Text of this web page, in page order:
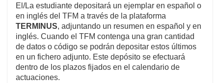
El/La estudiante depositará un ejemplar en español o
en inglés del TFM a través de la plataforma
TERMINUS, adjuntando un resumen en español y en
inglés. Cuando el TFM contenga una gran cantidad
de datos o código se podrán depositar estos últimos
en un fichero adjunto. Este depósito se efectuará
dentro de los plazos fijados en el calendario de
actuaciones.